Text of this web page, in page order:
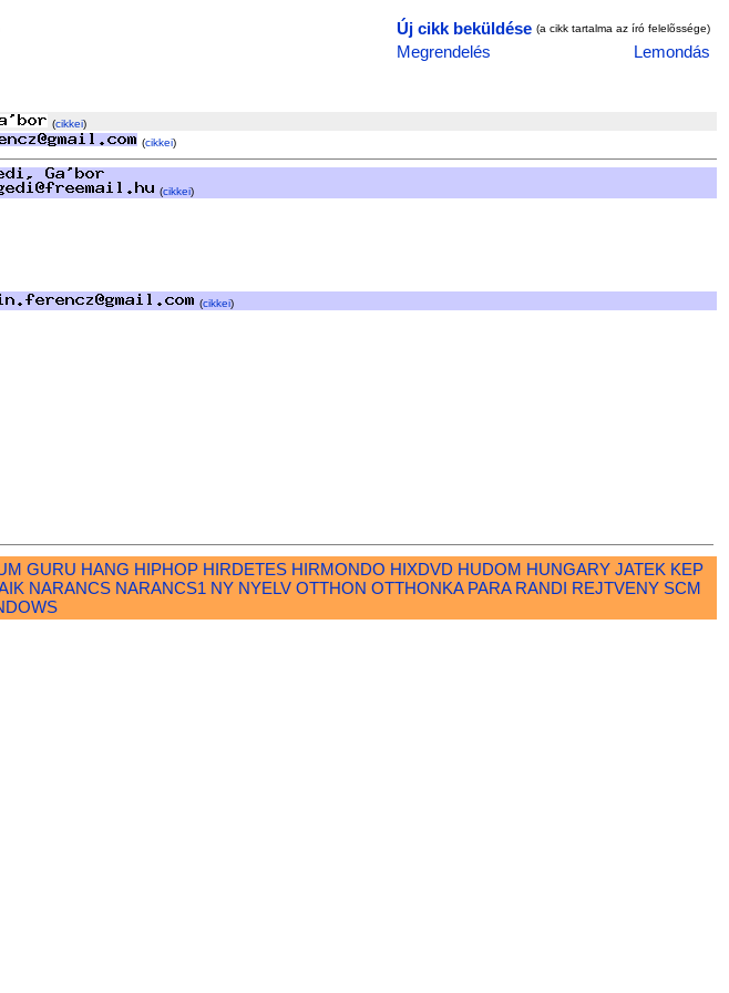
Új cikk beküldése (a cikk tartalma az író felelõssége)
Megrendelés Lemondás
(cikkei)
(cikkei)
(cikkei)
(cikkei)
GURU HANG HIPHOP HIRDETES HIRMONDO HIXDVD HUDOM HUNGARY JATEK KEP
NARANCS NARANCS1 NY NYELV OTTHON OTTHONKA PARA RANDI REJTVENY SCM